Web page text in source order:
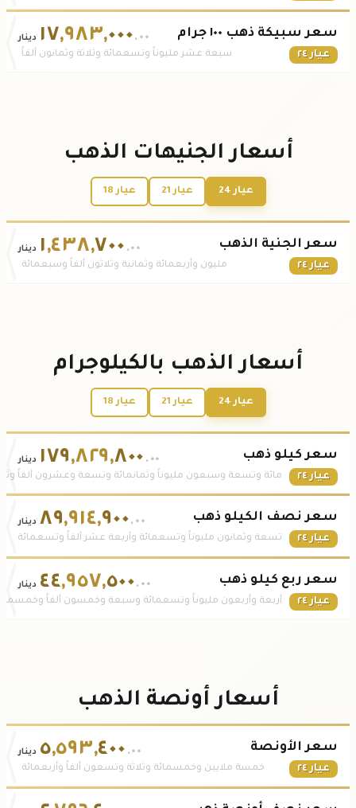
سعر سبيكة ذهب ١٠٠ جرام
عيار ٢٤
١٧,٩٨٣,٠٠٠.٠٠ دينار
سبعة عشر مليوناً وتسعمائة وثلاثة وثمانون ألفاً
أسعار الجنيهات الذهب
عيار 24 عيار 21 عيار 18
سعر الجنية الذهب
عيار ٢٤
١,٤٣٨,٧٠٠ .٠٠ دينار
مليون وأربعمائة وثمانية وثلاثون ألفاً وسبعمائة
أسعار الذهب بالكيلوجرام
عيار 24 عيار 21 عيار 18
سعر كيلو ذهب
عيار ٢٤
١٧٩,٨٢٩,٨٠٠ .٠٠ دينار
مائة وتسعة وسبعون مليوناً وثمانمائة وتسعة وعشرون ألفاً
سعر نصف الكيلو ذهب
عيار ٢٤
٨٩,٩١٤,٩٠٠.٠٠ دينار
تسعة وثمانون مليوناً وتسعمائة وأربعة عشر ألفاً وتسعمائة
سعر ربع كيلو ذهب
عيار ٢٤
٤٤,٩٥٧,٥٠٠.٠٠ دينار
أربعة وأربعون مليوناً وتسعمائة وسبعة وخمسون ألفاً
أسعار أونصة الذهب
سعر الأونصة
عيار ٢٤
٥,٥٩٣,٤٠٠ .٠٠ دينار
خمسة ملايين وخمسمائة وثلاثة وتسعون ألفاً وأربعمائة